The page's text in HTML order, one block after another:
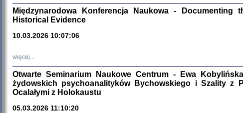
Zagłada Żydów.
Studia i
NIE WIEMY CO
Międzynarodowa Konferencja Naukowa - Documenting
Historical Evidence
10.03.2026 10:07:06
więcej...
Otwarte Seminarium Naukowe Centrum - Ewa
żydowskich psychoanalityków Bychowskiego i Szality z
Ocalałymi z Holokaustu
05.03.2026 11:10:20